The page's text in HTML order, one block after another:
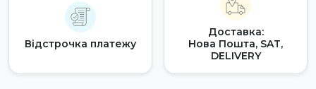
Відстрочка платежу
Доставка:
Нова Пошта, SAT,
DELIVERY